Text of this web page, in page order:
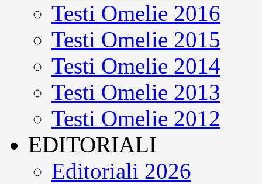
Testi Omelie 2016
Testi Omelie 2015
Testi Omelie 2014
Testi Omelie 2013
Testi Omelie 2012
EDITORIALI
Editoriali 2026